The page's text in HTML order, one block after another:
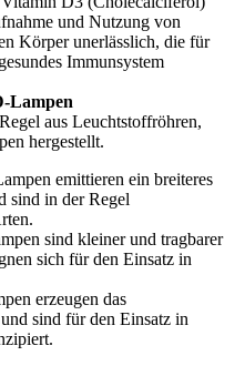
und Nutzung von
Körper unerlässlich, die für
Immunsystem
Lampen
aus Leuchtstoffröhren,
hergestellt.
emittieren ein breiteres
sind in der Regel
sind kleiner und tragbarer
sich für den Einsatz in
erzeugen das
sind für den Einsatz in